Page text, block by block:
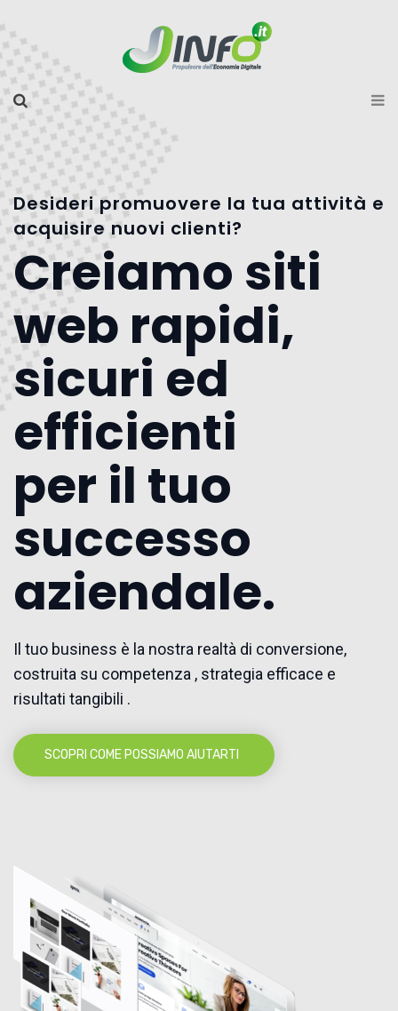
Desideri promuovere la tua attività e
acquisire nuovi clienti?
Creiamo siti
web rapidi,
sicuri ed
efficienti
per il tuo
successo
aziendale.
Il tuo business è la nostra realtà di conversione,
costruita su competenza , strategia efficace e
risultati tangibili .
SCOPRI COME POSSIAMO AIUTARTI